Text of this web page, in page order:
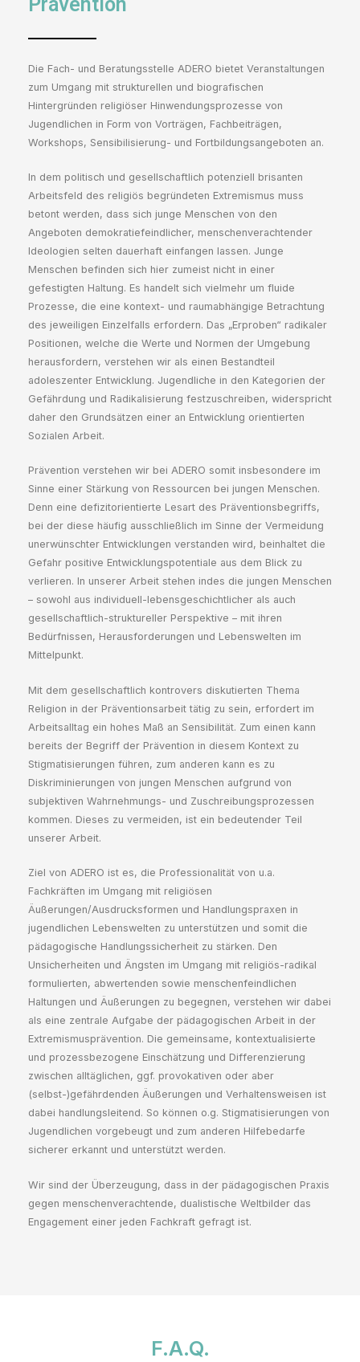
Die Fach- und Beratungsstelle ADERO bietet Veranstaltungen
zum Umgang mit strukturellen und biografischen
Hintergründen religiöser Hinwendungsprozesse von
Jugendlichen in Form von Vorträgen, Fachbeiträgen,
Workshops, Sensibilisierung- und Fortbildungsangeboten an.
In dem politisch und gesellschaftlich potenziell brisanten
Arbeitsfeld des religiös begründeten Extremismus muss
betont werden, dass sich junge Menschen von den
Angeboten demokratiefeindlicher, menschenverachtender
Ideologien selten dauerhaft einfangen lassen. Junge
Menschen befinden sich hier zumeist nicht in einer
gefestigten Haltung. Es handelt sich vielmehr um fluide
Prozesse, die eine kontext- und raumabhängige Betrachtung
des jeweiligen Einzelfalls erfordern. Das „Erproben“ radikaler
Positionen, welche die Werte und Normen der Umgebung
herausfordern, verstehen wir als einen Bestandteil
adoleszenter Entwicklung. Jugendliche in den Kategorien der
Gefährdung und Radikalisierung festzuschreiben, widerspricht
daher den Grundsätzen einer an Entwicklung orientierten
Sozialen Arbeit.
Prävention verstehen wir bei ADERO somit insbesondere im
Sinne einer Stärkung von Ressourcen bei jungen Menschen.
Denn eine defizitorientierte Lesart des Präventionsbegriffs,
bei der diese häufig ausschließlich im Sinne der Vermeidung
unerwünschter Entwicklungen verstanden wird, beinhaltet die
Gefahr positive Entwicklungspotentiale aus dem Blick zu
verlieren. In unserer Arbeit stehen indes die jungen Menschen
– sowohl aus individuell-lebensgeschichtlicher als auch
gesellschaftlich-struktureller Perspektive – mit ihren
Bedürfnissen, Herausforderungen und Lebenswelten im
Mittelpunkt.
Mit dem gesellschaftlich kontrovers diskutierten Thema
Religion in der Präventionsarbeit tätig zu sein, erfordert im
Arbeitsalltag ein hohes Maß an Sensibilität. Zum einen kann
bereits der Begriff der Prävention in diesem Kontext zu
Stigmatisierungen führen, zum anderen kann es zu
Diskriminierungen von jungen Menschen aufgrund von
subjektiven Wahrnehmungs- und Zuschreibungsprozessen
kommen. Dieses zu vermeiden, ist ein bedeutender Teil
unserer Arbeit.
Ziel von ADERO ist es, die Professionalität von u.a.
Fachkräften im Umgang mit religiösen
Äußerungen/Ausdrucksformen und Handlungspraxen in
jugendlichen Lebenswelten zu unterstützen und somit die
pädagogische Handlungssicherheit zu stärken. Den
Unsicherheiten und Ängsten im Umgang mit religiös-radikal
formulierten, abwertenden sowie menschenfeindlichen
Haltungen und Äußerungen zu begegnen, verstehen wir dabei
als eine zentrale Aufgabe der pädagogischen Arbeit in der
Extremismusprävention. Die gemeinsame, kontextualisierte
und prozessbezogene Einschätzung und Differenzierung
zwischen alltäglichen, ggf. provokativen oder aber
(selbst-)gefährdenden Äußerungen und Verhaltensweisen ist
dabei handlungsleitend. So können o.g. Stigmatisierungen von
Jugendlichen vorgebeugt und zum anderen Hilfebedarfe
sicherer erkannt und unterstützt werden.
Wir sind der Überzeugung, dass in der pädagogischen Praxis
gegen menschenverachtende, dualistische Weltbilder das
Engagement einer jeden Fachkraft gefragt ist.
F.A.Q.